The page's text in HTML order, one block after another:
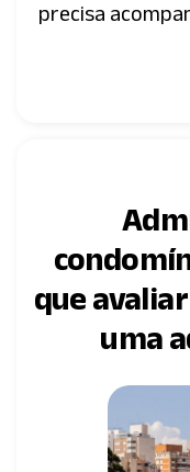
precisa
que
uma